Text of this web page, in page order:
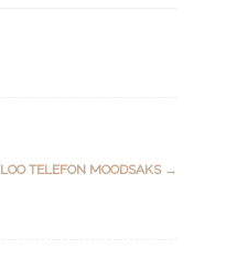
LOO TELEFON MOODSAKS →